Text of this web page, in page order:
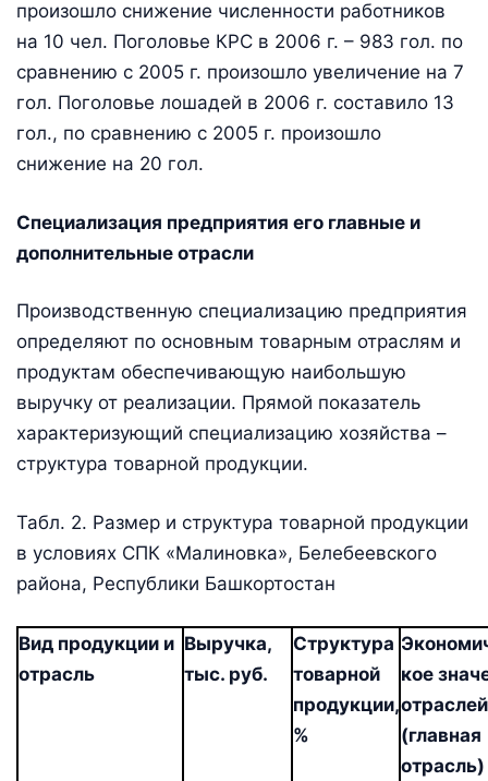
произошло снижение численности работников
на 10 чел. Поголовье КРС в 2006 г. – 983 гол. по
сравнению с 2005 г. произошло увеличение на 7
гол. Поголовье лошадей в 2006 г. составило 13
гол., по сравнению с 2005 г. произошло
снижение на 20 гол.
Специализация предприятия его главные и
дополнительные отрасли
Производственную специализацию предприятия
определяют по основным товарным отраслям и
продуктам обеспечивающую наибольшую
выручку от реализации. Прямой показатель
характеризующий специализацию хозяйства –
структура товарной продукции.
Табл. 2. Размер и структура товарной продукции
в условиях СПК «Малиновка», Белебеевского
района, Республики Башкортостан
Вид продукции и
отрасль
Выручка,
тыс. руб.
Структура
товарной
продукции,
%
кое
отраслей
(главная
отрасль)